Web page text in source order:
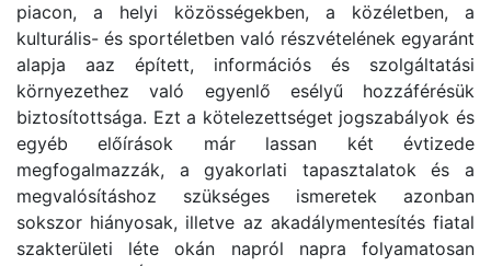
piacon, a helyi közösségekben, a közéletben, a
kulturális- és sportéletben való részvételének egyaránt
alapja aaz épített, információs és szolgáltatási
környezethez való egyenlő esélyű hozzáférésük
biztosítottsága. Ezt a kötelezettséget jogszabályok és
egyéb előírások már lassan két évtizede
megfogalmazzák, a gyakorlati tapasztalatok és a
megvalósításhoz szükséges ismeretek azonban
sokszor hiányosak, illetve az akadálymentesítés fiatal
szakterületi léte okán napról napra folyamatosan